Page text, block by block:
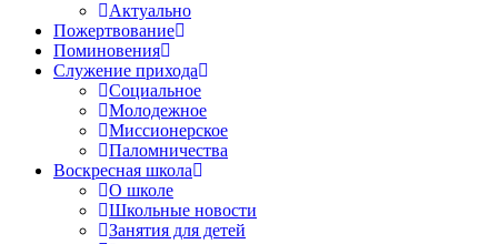
Актуально
Пожертвование
Поминовения
Служение прихода
Социальное
Молодежное
Миссионерское
Паломничества
Воскресная школа
О школе
Школьные новости
Занятия для детей